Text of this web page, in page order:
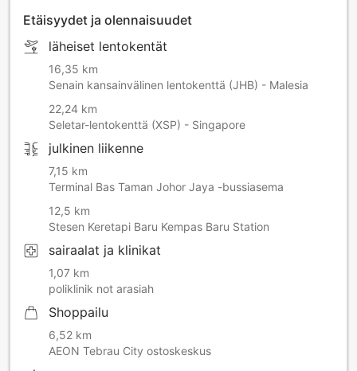
Etäisyydet ja olennaisuudet
läheiset lentokentät
16,35 km
Senain kansainvälinen lentokenttä (JHB) - Malesia
22,24 km
Seletar-lentokenttä (XSP) - Singapore
julkinen liikenne
7,15 km
Terminal Bas Taman Johor Jaya -bussiasema
12,5 km
Stesen Keretapi Baru Kempas Baru Station
sairaalat ja klinikat
1,07 km
poliklinik not arasiah
Shoppailu
6,52 km
AEON Tebrau City ostoskeskus